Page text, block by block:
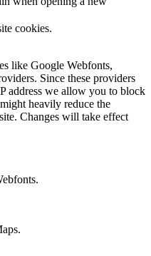
cookies.
like Google Webfonts,
Since these providers
address we allow you to block
heavily reduce the
Changes will take effect